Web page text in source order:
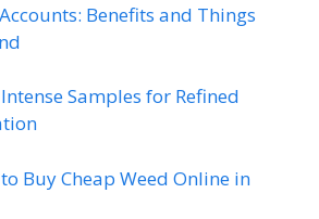
Benefits and Things
Samples for Refined
Buy Cheap Weed Online in